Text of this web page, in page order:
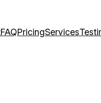
FAQPricingServices